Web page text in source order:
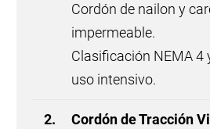
Cordón de nailon y
impermeable.
Clasificación NEMA 4
uso intensivo.
Cordón de Tracción